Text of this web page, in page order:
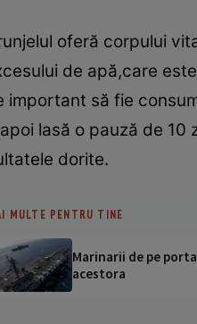
oferă corpului
de apă,care
important să fie
lasă o pauză de
dorite.
MULTE PENTRU TINE
Marinarii de pe
acestora